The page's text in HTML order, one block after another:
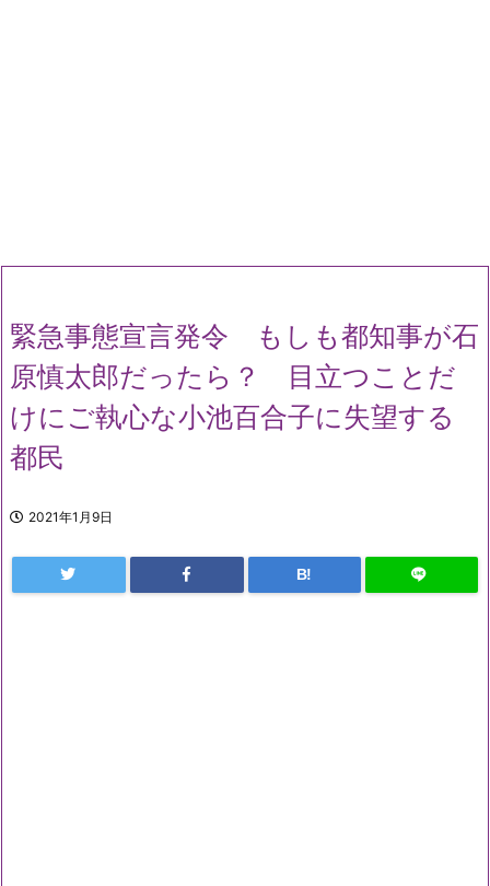
緊急事態宣言発令 もしも都知事が石
原慎太郎だったら？ 目立つことだ
けにご執心な小池百合子に失望する
都民
2021年1月9日
B!